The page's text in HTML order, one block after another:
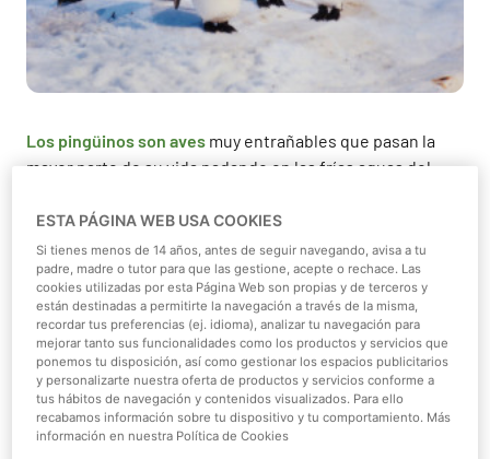
Los pingüinos son aves muy entrañables que pasan la
mayor parte de su vida nadando en las frías aguas del
crías. La mayoría de pingüinos vive en el hemisferio sur
en aguas heladasque no superan los 20 grados bajo
cero. Todos excepto una especie: el pingüino de los
Galápagos que habita en aguas más cálidas.
Estas aves marinas son capaces de aguantar el frío más
intenso gracias a que su plumaje está formado por tres
capas. Bajo su piel tienen además una gruesa capa de
grasa y un sistema de vasos sanguíneos en las aletas y
patas que ayudan a calentar esas zonas.
ESTA PÁGINA WEB USA COOKIES
Si tienes menos de 14 años, antes de seguir navegando, avisa a tu
padre, madre o tutor para que las gestione, acepte o rechace. Las
cookies utilizadas por esta Página Web son propias y de terceros y
están destinadas a permitirte la navegación a través de la misma,
recordar tus preferencias (ej. idioma), analizar tu navegación para
mejorar tanto sus funcionalidades como los productos y servicios que
ponemos tu disposición, así como gestionar los espacios publicitarios
y personalizarte nuestra oferta de productos y servicios conforme a
tus hábitos de navegación y contenidos visualizados. Para ello
recabamos información sobre tu dispositivo y tu comportamiento. Más
información en nuestra Política de Cookies